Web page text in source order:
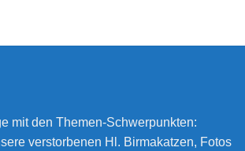
mit den Themen-Schwerpunkten:
verstorbenen Hl. Birmakatzen, Fotos